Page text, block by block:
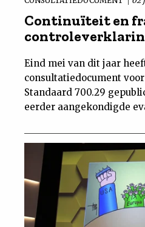
Continuïteit en
Eind mei van dit jaar
consultatiedocument
Standaard 700.29
eerder aangekondigde